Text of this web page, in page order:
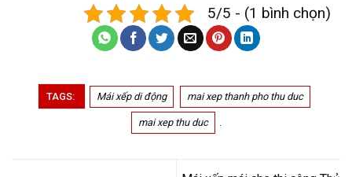
5/5 - (1 bình chọn)
TAGS: Mái xếp di động mai xep thanh pho thu duc
mai xep thu duc